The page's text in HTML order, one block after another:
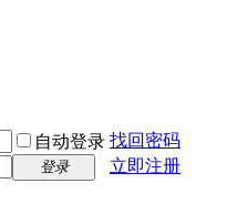
自动登录 找回密码
登录
立即注册